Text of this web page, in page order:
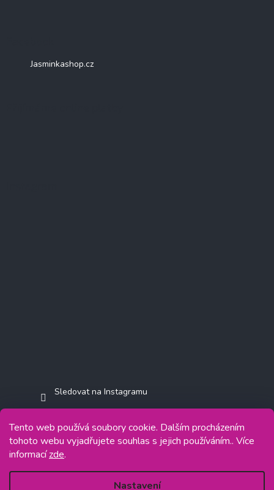
Tento web používá soubory cookie. Dalším procházením
tohoto webu vyjadřujete souhlas s jejich používáním.. Více
informacízde.
Nastavení
Jasminkashop.cz
Sledovat na Instagramu
Copyright 2026
Grafický návrh vytvořil a na Shoptet implementoval